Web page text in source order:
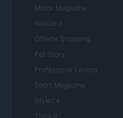
Motor Magazine
Notizie.it
Offerte Shopping
Pet Story
Professione Lavoro
Sport Magazine
Style24
Think.it